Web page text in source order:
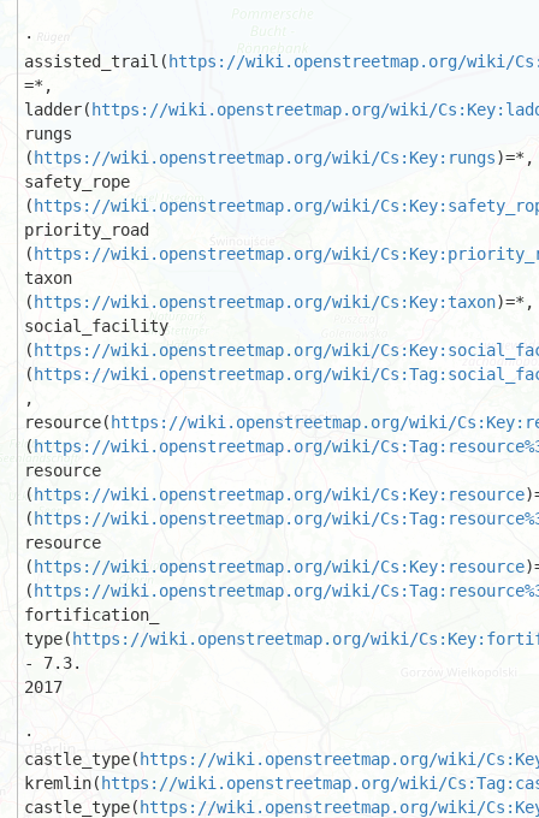
·
assisted_trail( https://wiki.openstreetmap.org/wiki/
=*,
ladder( https://wiki.openstreetmap.org/wiki/
rungs
( https://wiki.openstreetmap.org/wiki/Cs:Key:rungs)=*,
safety_rope
( https://wiki.openstreetmap.org/wiki/
priority_road
( https://wiki.openstreetmap.org/wiki/
taxon
( https://wiki.openstreetmap.org/wiki/Cs:Key:taxon)=*,
social_facility
( https://wiki.openstreetmap.org/wiki/
( https://wiki.openstreetmap.org/wiki/
,
resource( https://wiki.openstreetmap.org/wiki/
( https://wiki.openstreetmap.org/wiki/
resource
( https://wiki.openstreetmap.org/wiki/Cs:Key:resource
( https://wiki.openstreetmap.org/wiki/
resource
( https://wiki.openstreetmap.org/wiki/Cs:Key:resource
( https://wiki.openstreetmap.org/wiki/
fortification_
type( https://wiki.openstreetmap.org/wiki/
- 7.3.
2017
·
castle_type( https://wiki.openstreetmap.org/wiki/
kremlin( https://wiki.openstreetmap.org/wiki/
castle_type( https://wiki.openstreetmap.org/wiki/